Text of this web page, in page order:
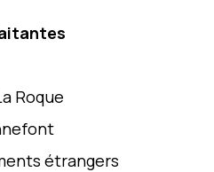
Roque
étrangers